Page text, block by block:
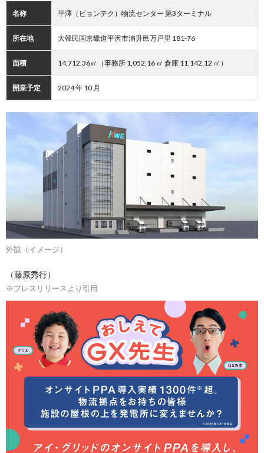
名称 平澤（ピョンテク）物流センター 第3ターミナル
所在地 大韓民国京畿道平沢市浦升邑万戸里 181-76
面積 14,712.36㎡（事務所 1,052.16 ㎡ 倉庫 11,142.12 ㎡）
開業予定 2024 年 10 月
外観（イメージ）
（藤原秀行）
※プレスリリースより引用